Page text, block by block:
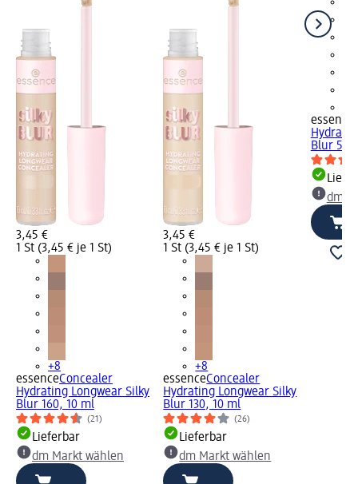
3,45 €
1 St (3,45 € je 1 St)
+8
essenceConcealer
Hydrating Longwear Silky
Blur 160, 10 ml
(21)
Lieferbar
dm Markt wählen
3,45 €
1 St (3,45 € je 1 St)
+8
essenceConcealer
Hydrating Longwear Silky
Blur 130, 10 ml
(26)
Lieferbar
dm Markt wählen
essence
Blur 50,
dm